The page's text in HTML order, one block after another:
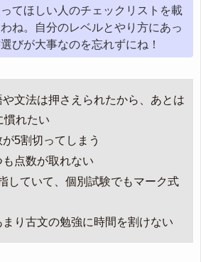
てほしい人のチェックリストを載
ね。自分のレベルとやり方にあっ
びが大事なのを忘れずにね！
文法は押さえられたから、あとは
慣れたい
5割切ってしまう
点数が取れない
していて、個別試験でもマーク式
り古文の勉強に時間を割けない